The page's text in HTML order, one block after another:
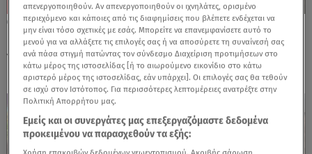
18.05.26, 14:47
Γιώργος Καπουτζίδης: «Είναι μια δικαίωση
για τον Δημήτρη Κοντόπουλο»
απενεργοποιηθούν. Αν απενεργοποιηθούν οι ιχνηλάτες, ορισμένο
περιεχόμενο και κάποιες από τις διαφημίσεις που βλέπετε ενδέχεται να
μην είναι τόσο σχετικές με εσάς. Μπορείτε να επανεμφανίσετε αυτό το
μενού για να αλλάξετε τις επιλογές σας ή να αποσύρετε τη συναίνεσή σας
ανά πάσα στιγμή πατώντας τον σύνδεσμο Διαχείριση προτιμήσεων στο
κάτω μέρος της ιστοσελίδας [ή το αιωρούμενο εικονίδιο στο κάτω
αριστερό μέρος της ιστοσελίδας, εάν υπάρχει]. Οι επιλογές σας θα τεθούν
σε ισχύ στον Ιστότοπος. Για περισσότερες λεπτομέρειες ανατρέξτε στην
Πολιτική Απορρήτου μας.
Εμείς και οι συνεργάτες μας επεξεργαζόμαστε δεδομένα
προκειμένου να παρασχεθούν τα εξής: